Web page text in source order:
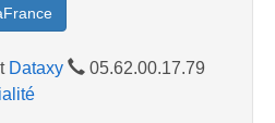
Dataxy
05.62.00.17.79